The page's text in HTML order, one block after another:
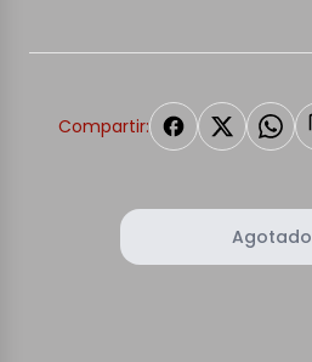
Compartir:
Agotado